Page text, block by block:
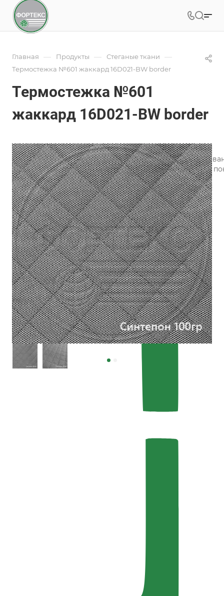
Главная — Продукты — Стеганые ткани —
Термостежка №601 жаккард 16D021-BW border
Термостежка №601
жаккард 16D021-BW border
Арт.601
Стёжка ткани на ультразвуковом стегальном
стёганые полотна для производства матрасов, одеял,
Подробности
Характеристики
Категория— Термостёжка
Тип рисунка— Ромб
Рапорт рисунка, мм— 9 см х 9 см
Все характеристики